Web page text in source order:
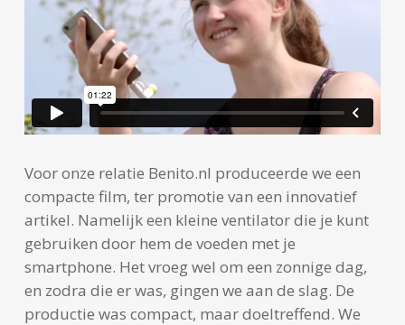
Voor onze relatie Benito.nl produceerde we een
compacte film, ter promotie van een innovatief
artikel. Namelijk een kleine ventilator die je kunt
gebruiken door hem de voeden met je
smartphone. Het vroeg wel om een zonnige dag,
en zodra die er was, gingen we aan de slag. De
productie was compact, maar doeltreffend. We